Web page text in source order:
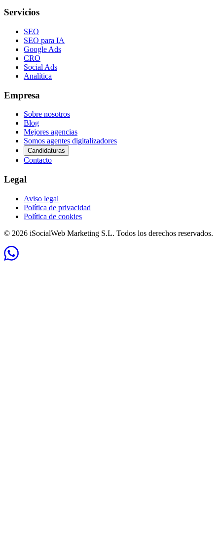
Servicios
SEO
SEO para IA
Google Ads
CRO
Social Ads
Analítica
Empresa
Sobre nosotros
Blog
Mejores agencias
Somos agentes digitalizadores
Candidaturas
Contacto
Legal
Aviso legal
Política de privacidad
Política de cookies
© 2026 iSocialWeb Marketing S.L. Todos los derechos reservados.